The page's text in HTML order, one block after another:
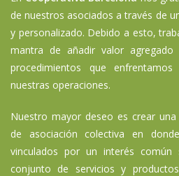
de nuestros asociados a través de
y personalizado. Debido a esto,
mantra de añadir valor
procedimientos que
nuestras operaciones.
Nuestro mayor deseo es crear
de asociación colectiva en
vinculados por un interés
conjunto de servicios y